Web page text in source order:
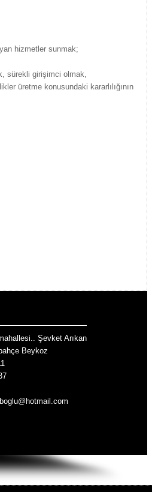
hizmetler sunmak;
sürekli girişimci olmak,
üretme konusundaki kararlılığının
Şevket Arıkan
Beykoz